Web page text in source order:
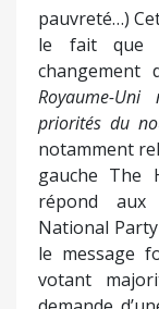
pauvreté…)
le fait que
changement
Royaume-
priorités du
notamment
gauche The
répond aux
National
le message
votant